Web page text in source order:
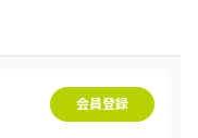
会員登録